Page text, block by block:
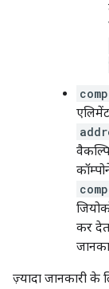
कर
ज़्यादा जानकारी के